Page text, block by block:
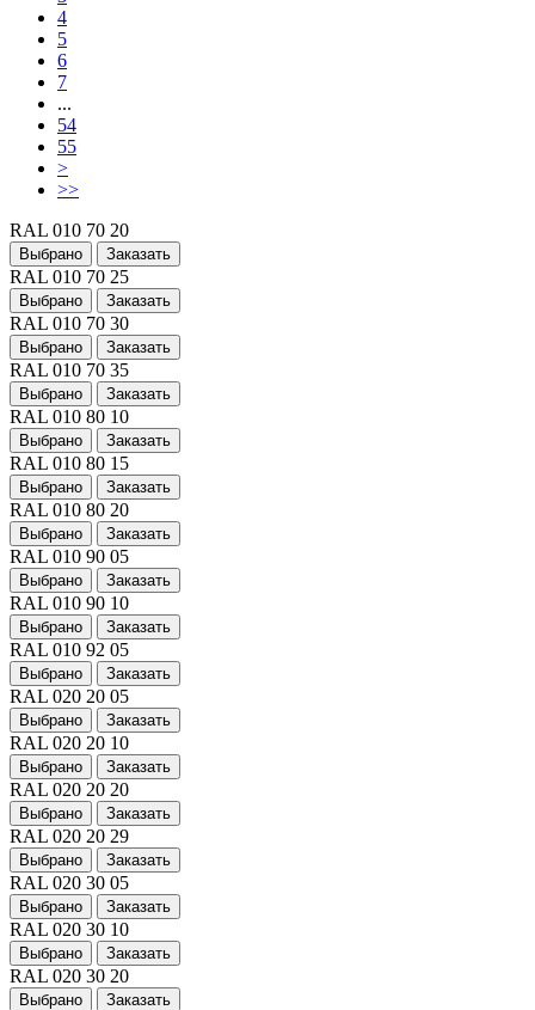
4
5
6
7
...
54
55
>
>>
RAL 010 70 20
Выбрано Заказать
RAL 010 70 25
Выбрано Заказать
RAL 010 70 30
Выбрано Заказать
RAL 010 70 35
Выбрано Заказать
RAL 010 80 10
Выбрано Заказать
RAL 010 80 15
Выбрано Заказать
RAL 010 80 20
Выбрано Заказать
RAL 010 90 05
Выбрано Заказать
RAL 010 90 10
Выбрано Заказать
RAL 010 92 05
Выбрано Заказать
RAL 020 20 05
Выбрано Заказать
RAL 020 20 10
Выбрано Заказать
RAL 020 20 20
Выбрано Заказать
RAL 020 20 29
Выбрано Заказать
RAL 020 30 05
Выбрано Заказать
RAL 020 30 10
Выбрано Заказать
RAL 020 30 20
Выбрано Заказать